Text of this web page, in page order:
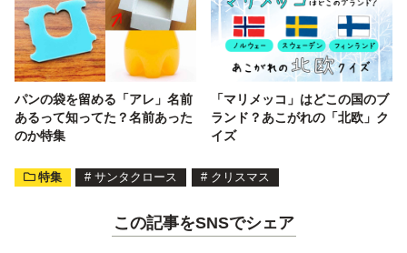
パンの袋を留める「アレ」名前
あるって知ってた？名前あった
のか特集
「マリメッコ」はどこの国のブ
ランド？あこがれの「北欧」ク
イズ
特集 # サンタクロース # クリスマス
この記事をSNSでシェア